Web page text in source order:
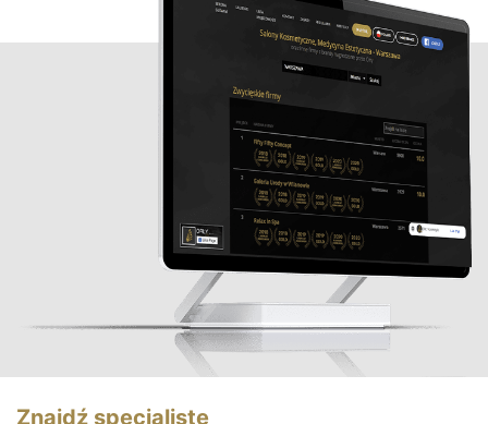
Znajdź specjalistę